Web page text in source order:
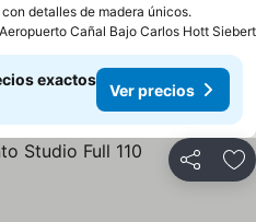
detalles de madera únicos.
Cañal Bajo Carlos Hott Siebert
exactos
Ver precios
Compartir